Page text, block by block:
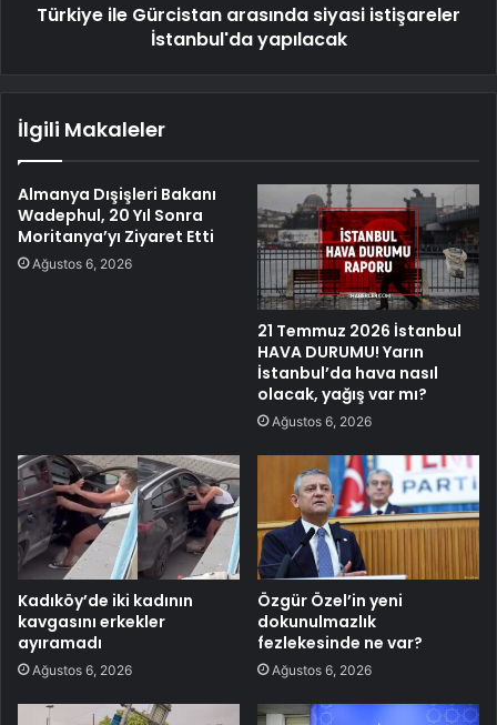
Türkiye ile Gürcistan arasında siyasi istişareler
İstanbul'da yapılacak
İlgili Makaleler
Almanya Dışişleri Bakanı
Wadephul, 20 Yıl Sonra
Moritanya’yı Ziyaret Etti
Ağustos 6, 2026
21 Temmuz 2026 İstanbul
HAVA DURUMU! Yarın
İstanbul’da hava nasıl
olacak, yağış var mı?
Ağustos 6, 2026
Kadıköy’de iki kadının
kavgasını erkekler
ayıramadı
Ağustos 6, 2026
Özgür Özel’in yeni
dokunulmazlık
fezlekesinde ne var?
Ağustos 6, 2026